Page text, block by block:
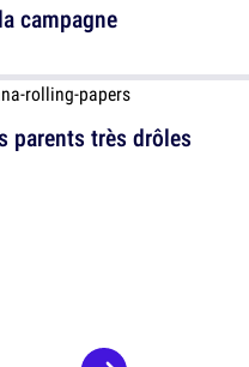
parents très drôles
campagne